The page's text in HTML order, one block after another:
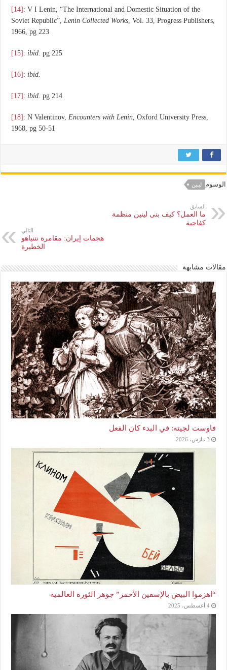
[14] : V I Lenin, “The International and Domestic Situation of the
Soviet Republic”, Lenin Collected Works , Vol. 33, Progress Publishers,
1966, pg 223
[15] : ibid. pg 225
[16] : ibid.
[17] : ibid. pg 214
[18] : N Valentinov, Encounters with Lenin , Oxford University Press,
1968, pg 50-51
الوسوم لينين
السابق
ما العمل؟ كيف بنى لينين منظمة
كفاحية
التالي
هجمات إيران: مقامرة نتنياهو
الخطيرة
مقالات مشابهة
فاوست لجيته: في البدء كان الفعل
3 مارس، 2026
“اهزموا البيض بالإسفين الأحمر” جوهر الثورة العالمية
4 أغسطس، 2025